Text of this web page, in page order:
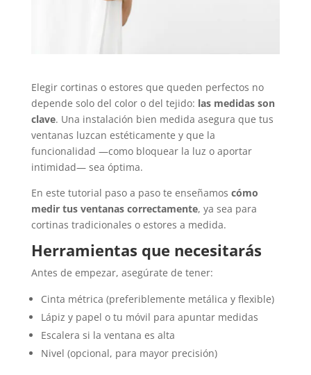
Elegir cortinas o estores que queden perfectos no
depende solo del color o del tejido: las medidas son
clave. Una instalación bien medida asegura que tus
ventanas luzcan estéticamente y que la
funcionalidad —como bloquear la luz o aportar
intimidad— sea óptima.
En este tutorial paso a paso te enseñamos cómo
medir tus ventanas correctamente, ya sea para
cortinas tradicionales o estores a medida.
Herramientas que necesitarás
Antes de empezar, asegúrate de tener:
Cinta métrica (preferiblemente metálica y flexible)
Lápiz y papel o tu móvil para apuntar medidas
Escalera si la ventana es alta
Nivel (opcional, para mayor precisión)